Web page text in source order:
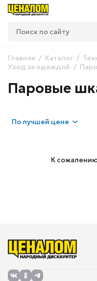
Главная Каталог
Уход за одеждой
Паровые
Получшей цене
К